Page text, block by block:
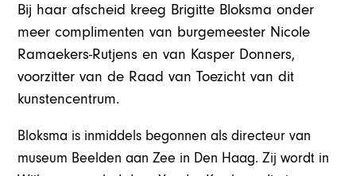
Bij haar afscheid kreeg Brigitte Bloksma onder
meer complimenten van burgemeester Nicole
Ramaekers-Rutjens en van Kasper Donners,
voorzitter van de Raad van Toezicht van dit
kunstencentrum.
Bloksma is inmiddels begonnen als directeur van
museum Beelden aan Zee in Den Haag. Zij wordt in